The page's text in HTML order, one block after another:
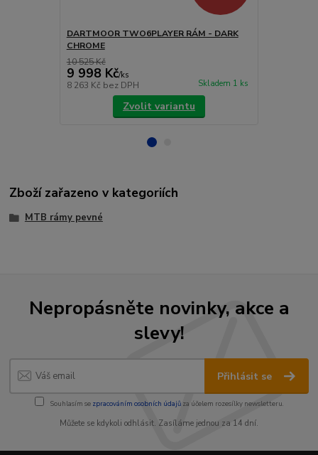
DARTMOOR TWO6PLAYER RÁM - DARK
CHROME
10 525 Kč
9 998 Kč/ks
8 263 Kč bez DPH Skladem 1 ks
Zvolit variantu
Zboží zařazeno v kategoriích
MTB rámy pevné
Nepropásněte novinky, akce a
slevy!
Přihlásit se
Souhlasím se zpracováním osobních údajůza účelem rozesílky newsletteru.
Můžete se kdykoli odhlásit. Zasíláme jednou za 14 dní.